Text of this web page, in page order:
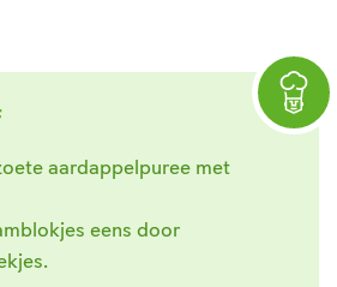
aardappelpuree met
eens door